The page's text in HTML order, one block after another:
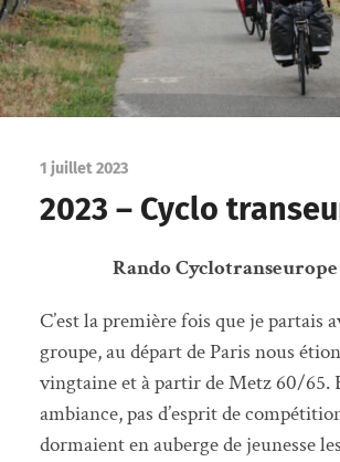
1 juillet 2023
2023 – Cyclo
Rando Cyclotranseurope
C’est la première fois que je partais
groupe, au départ de Paris nous
vingtaine et à partir de Metz 60/65.
ambiance, pas d’esprit de
dormaient en auberge de jeunesse